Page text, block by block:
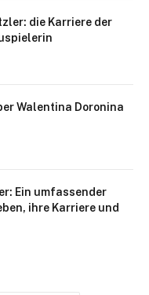
die Karriere der
Walentina Doronina
Ein umfassender
ihre Karriere und